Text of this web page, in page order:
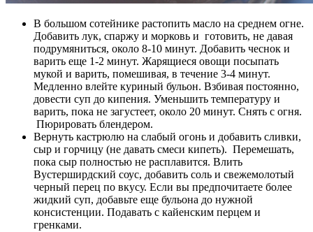
В большом сотейнике растопить масло на среднем огне.
Добавить лук, спаржу и морковь и готовить, не давая
подрумяниться, около 8-10 минут. Добавить чеснок и
варить еще 1-2 минут. Жарящиеся овощи посыпать
мукой и варить, помешивая, в течение 3-4 минут.
Медленно влейте куриный бульон. Взбивая постоянно,
довести суп до кипения. Уменьшить температуру и
варить, пока не загустеет, около 20 минут. Снять с огня.
Пюрировать блендером.
Вернуть кастрюлю на слабый огонь и добавить сливки,
сыр и горчицу (не давать смеси кипеть). Перемешать,
пока сыр полностью не расплавится. Влить
Вустерширдский соус, добавить соль и свежемолотый
черный перец по вкусу. Если вы предпочитаете более
жидкий суп, добавьте еще бульона до нужной
консистенции. Подавать с кайенским перцем и
гренками.